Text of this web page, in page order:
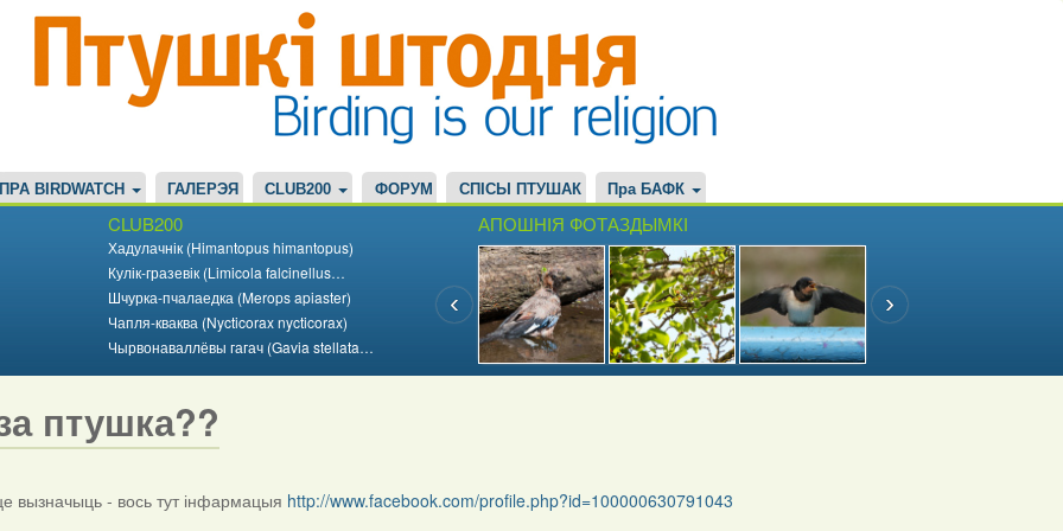
ПРА BIRDWATCH ГАЛЕРЭЯ CLUB200 ФОРУМ СПІСЫ ПТУШАК Пра БАФК
CLUB200
Хадулачнік (Himantopus himantopus)
Кулік-гразевік (Limicola falcinellus…
Шчурка-пчалаедка (Merops apiaster)
Чапля-кваква (Nycticorax nycticorax)
Чырвонаваллёвы гагач (Gavia stellata…
АПОШНІЯ ФОТАЗДЫМКІ
птушка??
вызначыць - вось тут інфармацыя http://www.facebook.com/profile.php?id=100000630791043